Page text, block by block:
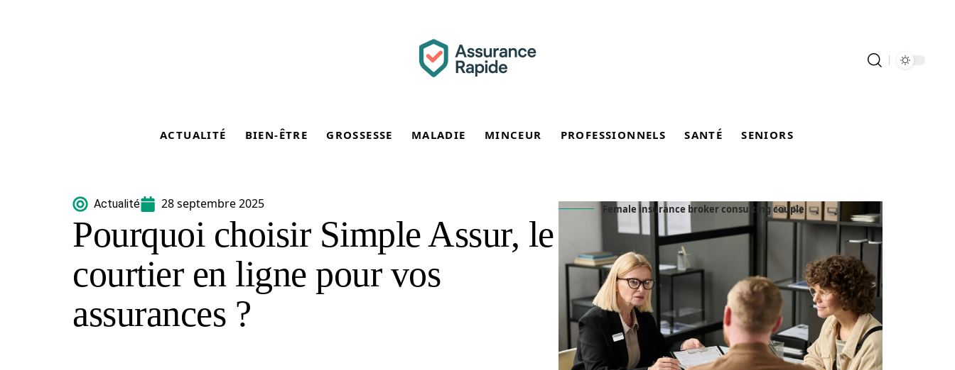
ACTUALITÉ BIEN-ÊTRE GROSSESSE MALADIE MINCEUR PROFESSIONNELS SANTÉ SENIORS
Actualité 28 septembre 2025
Pourquoi choisir Simple Assur, le
courtier en ligne pour vos
assurances ?
Female insurance broker consulting couple